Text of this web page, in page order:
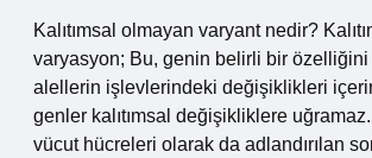
Kalıtımsal olmayan varyant nedir?
varyasyon; Bu, genin belirli bir
alellerin işlevlerindeki değişiklikleri
genler kalıtımsal değişikliklere
vücut hücreleri olarak da adlandırılan